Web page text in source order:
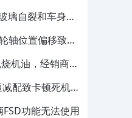
璃自裂和车身多
轴位置偏移致发
机油，经销商推
配致卡顿死机，
功能无法使用